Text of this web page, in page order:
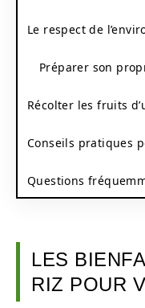
Le respect de
Préparer son
Récolter les fruits
Conseils pratiques
Questions
LES
RIZ POUR